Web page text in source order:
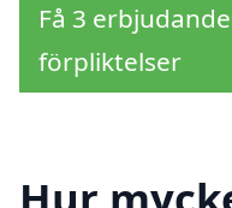
Få 3
förpliktelser